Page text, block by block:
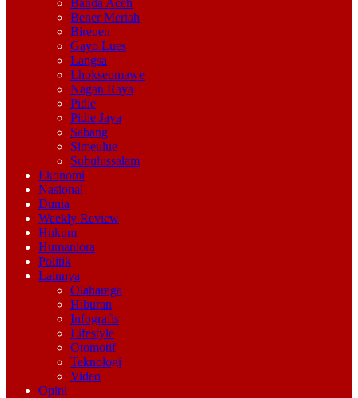
Banda Aceh
Bener Meriah
Bireuen
Gayo Lues
Langsa
Lhokseumawe
Nagan Raya
Pidie
Pidie Jaya
Sabang
Simeulue
Subulussalam
Ekonomi
Nasional
Dunia
Weekly Review
Hukum
Humaniora
Politik
Lainnya
Olaharaga
Hiburan
Infografis
Lifestyle
Otomotif
Teknologi
Video
Opini